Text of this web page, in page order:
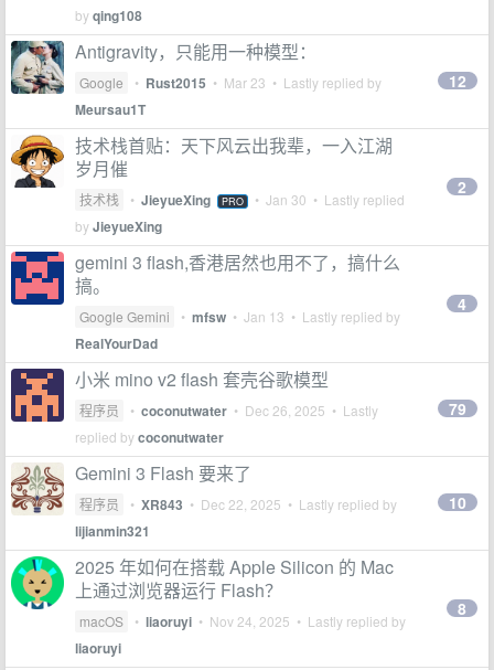
byqing108
Antigravity，只能用一种模型：
Google • Rust2015 • Mar 23 • Lastly replied by
Meursau1T
12
技术栈首贴：天下风云出我辈，一入江湖
岁月催
技术栈 • JieyueXing PRO • Jan 30 • Lastly replied
byJieyueXing
2
gemini 3 flash,香港居然也用不了，搞什么
搞。
Google Gemini • mfsw • Jan 13 • Lastly replied by
RealYourDad
4
小米 mino v2 flash 套壳谷歌模型
程序员 • coconutwater • Dec 26, 2025 • Lastly
replied bycoconutwater
79
Gemini 3 Flash 要来了
程序员 • XR843 • Dec 22, 2025 • Lastly replied by
lijianmin321
10
2025 年如何在搭载 Apple Silicon 的 Mac
上通过浏览器运行 Flash？
macOS • liaoruyi • Nov 24, 2025 • Lastly replied by
liaoruyi
8